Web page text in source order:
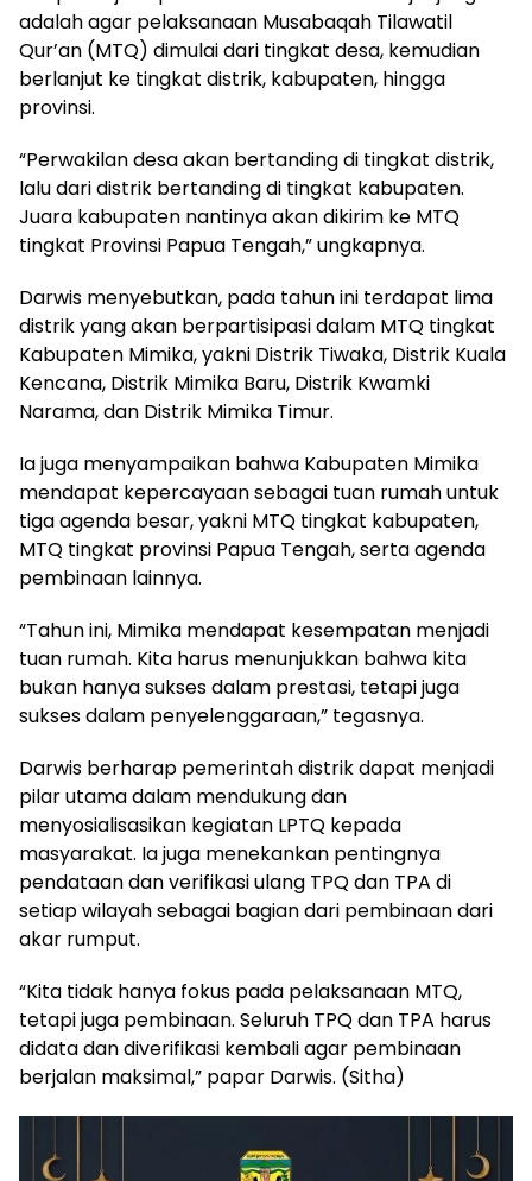
adalah agar pelaksanaan Musabaqah Tilawatil
Qur’an (MTQ) dimulai dari tingkat desa, kemudian
berlanjut ke tingkat distrik, kabupaten, hingga
provinsi.
“Perwakilan desa akan bertanding di tingkat distrik,
lalu dari distrik bertanding di tingkat kabupaten.
Juara kabupaten nantinya akan dikirim ke MTQ
tingkat Provinsi Papua Tengah,” ungkapnya.
Darwis menyebutkan, pada tahun ini terdapat lima
distrik yang akan berpartisipasi dalam MTQ tingkat
Kabupaten Mimika, yakni Distrik Tiwaka, Distrik Kuala
Kencana, Distrik Mimika Baru, Distrik Kwamki
Narama, dan Distrik Mimika Timur.
Ia juga menyampaikan bahwa Kabupaten Mimika
mendapat kepercayaan sebagai tuan rumah untuk
tiga agenda besar, yakni MTQ tingkat kabupaten,
MTQ tingkat provinsi Papua Tengah, serta agenda
pembinaan lainnya.
“Tahun ini, Mimika mendapat kesempatan menjadi
tuan rumah. Kita harus menunjukkan bahwa kita
bukan hanya sukses dalam prestasi, tetapi juga
sukses dalam penyelenggaraan,” tegasnya.
Darwis berharap pemerintah distrik dapat menjadi
pilar utama dalam mendukung dan
menyosialisasikan kegiatan LPTQ kepada
masyarakat. Ia juga menekankan pentingnya
pendataan dan verifikasi ulang TPQ dan TPA di
setiap wilayah sebagai bagian dari pembinaan dari
akar rumput.
“Kita tidak hanya fokus pada pelaksanaan MTQ,
tetapi juga pembinaan. Seluruh TPQ dan TPA harus
didata dan diverifikasi kembali agar pembinaan
berjalan maksimal,” papar Darwis. (Sitha)